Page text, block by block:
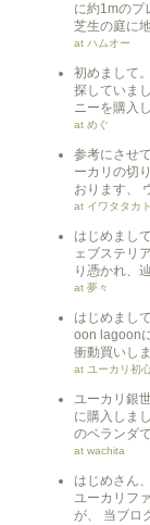
に約1mのプ
芝生の庭に
at ハムオー
初めまして
探していま
ニーを購入
at めぐ
参考にさせ
ーカリの切
おります、
at イワタタカ
はじめまし
ェブステリ
り憑かれ、
at 夢々
はじめまし
oon lagoon
衝動買いし
at ユーカリ初
ユーカリ銀
に購入しま
のベランダ
at wachita
はじめさん
ユーカリフ
が、 当ブロ